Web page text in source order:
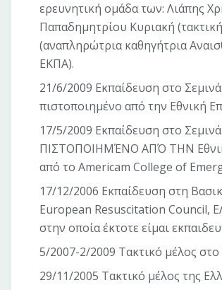
ερευνητική ομάδα των: Λιάπης
Παπαδημητρίου Κυριακή
(αναπληρώτρια καθηγήτρια
ΕΚΠΑ).
21/6/2009 Εκπαίδευση στο
πιστοποιημένο από την Εθνική
17/5/2009 Εκπαίδευση στο
ΠΙΣΤΟΠΟΙΗΜΈΝΟ ΑΠΌ ΤΗΝ
από το Americam College of
17/12/2006 Εκπαίδευση στη
European Resuscitation
στην οποία έκτοτε είμαι
5/2007-2/2009 Τακτικό μέλος
29/11/2005 Τακτικό μέλος της